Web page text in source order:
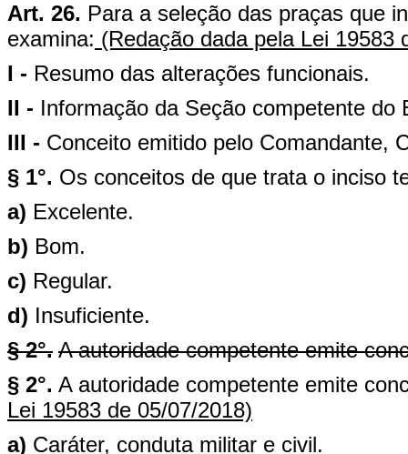
Art. 26. Para a seleção das praças que
examina: (Redação dada pela Lei 19583
I - Resumo das alterações funcionais.
II - Informação da Seção competente do
III - Conceito emitido pelo Comandante,
§ 1°. Os conceitos de que trata o inciso
a) Excelente.
b) Bom.
c) Regular.
d) Insuficiente.
§ 2°. A autoridade competente emite
§ 2°. A autoridade competente emite
Lei 19583 de 05/07/2018)
a) Caráter, conduta militar e civil.